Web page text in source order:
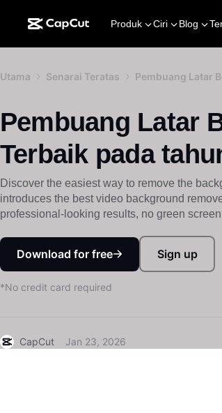
Produk Ciri Blog
Utama Senarai Teratas Pembuang Latar
Pembuang Latar
Terbaik pada
Discover the easiest way to remove the
introduces the best video background
professional-looking results, no green
Download for free Sign up
*No credit card required
CapCut Jan 23, 2026